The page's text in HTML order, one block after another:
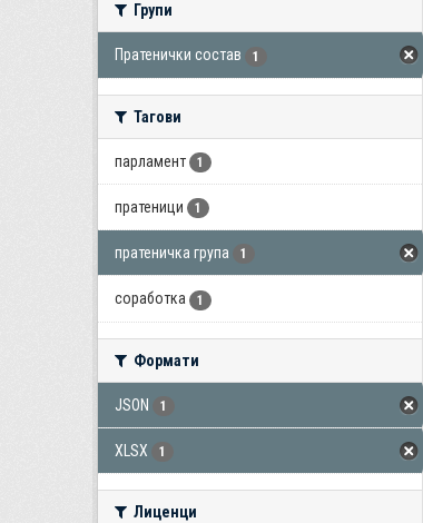
Групи
Пратенички состав 1
Тагови
парламент 1
пратеници 1
пратеничка група 1
соработка 1
Формати
JSON 1
XLSX 1
Лиценци